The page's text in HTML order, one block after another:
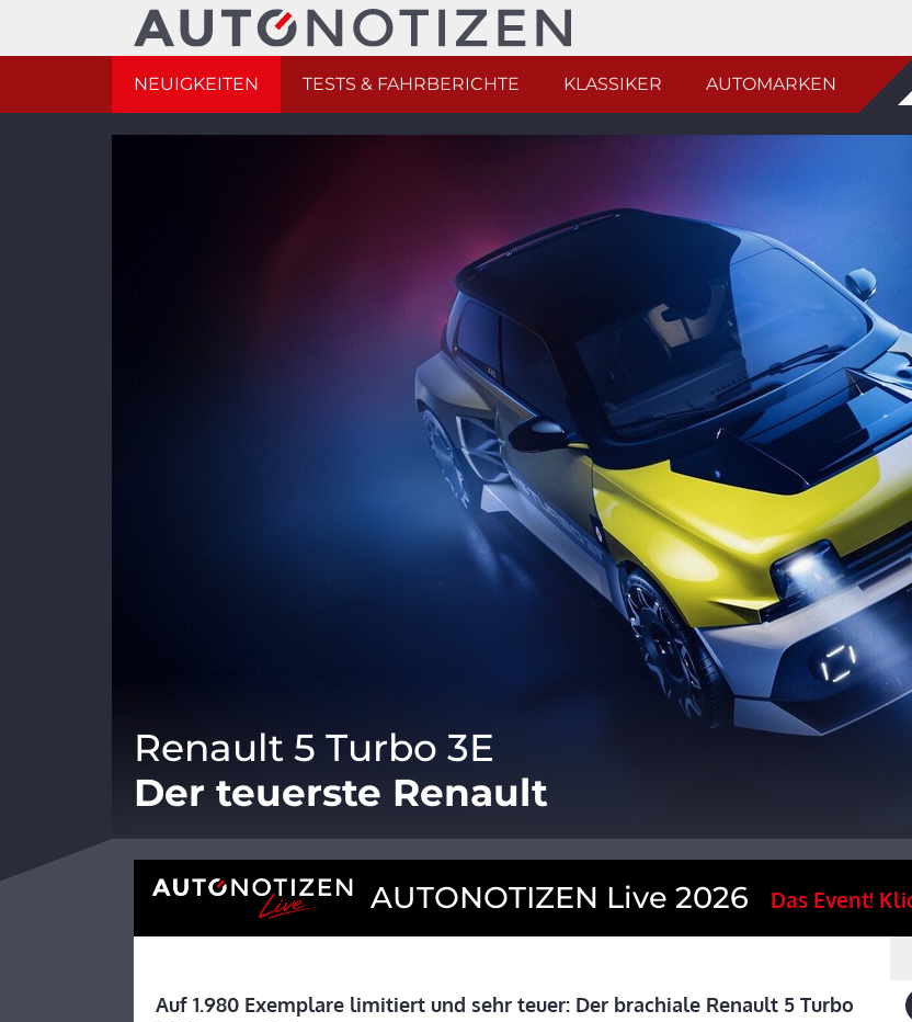
NEUIGKEITEN TESTS & FAHRBERICHTE KLASSIKER AUTOMARKEN
Renault 5 Turbo 3E
Der teuerste Renault
AUTONOTIZEN Live 2026 Das Event!
Auf 1.980 Exemplare limitiert und sehr teuer: Der brachiale Renault 5 Turbo